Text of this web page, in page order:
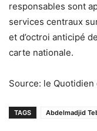
responsables sont
services centraux
et d’octroi anticipé
carte nationale.
Source: le Quotidien
TAGS Abdelmadjid